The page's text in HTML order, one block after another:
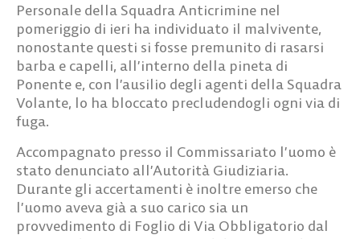
Personale della Squadra Anticrimine nel
pomeriggio di ieri ha individuato il malvivente,
nonostante questi si fosse premunito di rasarsi
barba e capelli, all’interno della pineta di
Ponente e, con l’ausilio degli agenti della Squadra
Volante, lo ha bloccato precludendogli ogni via di
fuga.
Accompagnato presso il Commissariato l’uomo è
stato denunciato all’Autorità Giudiziaria.
Durante gli accertamenti è inoltre emerso che
l’uomo aveva già a suo carico sia un
provvedimento di Foglio di Via Obbligatorio dal